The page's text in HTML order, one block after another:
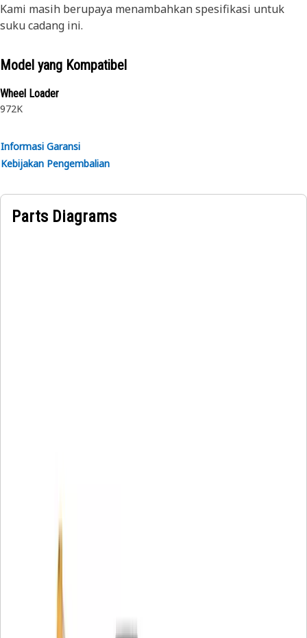
Kami masih berupaya menambahkan spesifikasi untuk
suku cadang ini.
Model yang Kompatibel
Wheel Loader
972K
Informasi Garansi
Kebijakan Pengembalian
Parts Diagrams